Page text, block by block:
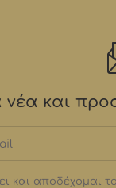
νέα και
και αποδέχομαι